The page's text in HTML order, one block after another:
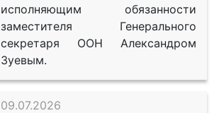
исполняющим обязанности
заместителя Генерального
секретаря ООН Александром
Зуевым.
09.07.2026